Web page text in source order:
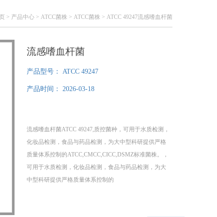
> 产品中心 > ATCC菌株 > ATCC菌株 > ATCC 49247流感嗜血杆菌
流感嗜血杆菌
产品型号： ATCC 49247
产品时间： 2026-03-18
流感嗜血杆菌ATCC 49247,质控菌种，可用于水质检测，
化妆品检测，食品与药品检测，为大中型科研提供严格
质量体系控制的ATCC,CMCC,CICC,DSMZ标准菌株。，
可用于水质检测，化妆品检测，食品与药品检测，为大
中型科研提供严格质量体系控制的